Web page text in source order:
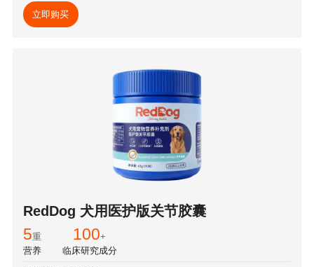
立即购买
RedDog 犬用医护版关节胶囊
5重
营养
100+
临床研究成分